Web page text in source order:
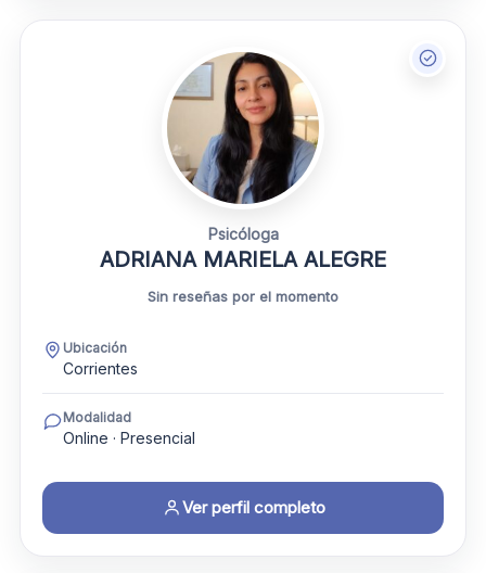
Psicóloga
ADRIANA MARIELA ALEGRE
Sin reseñas por el momento
Ubicación
Corrientes
Modalidad
Online · Presencial
Ver perfil completo